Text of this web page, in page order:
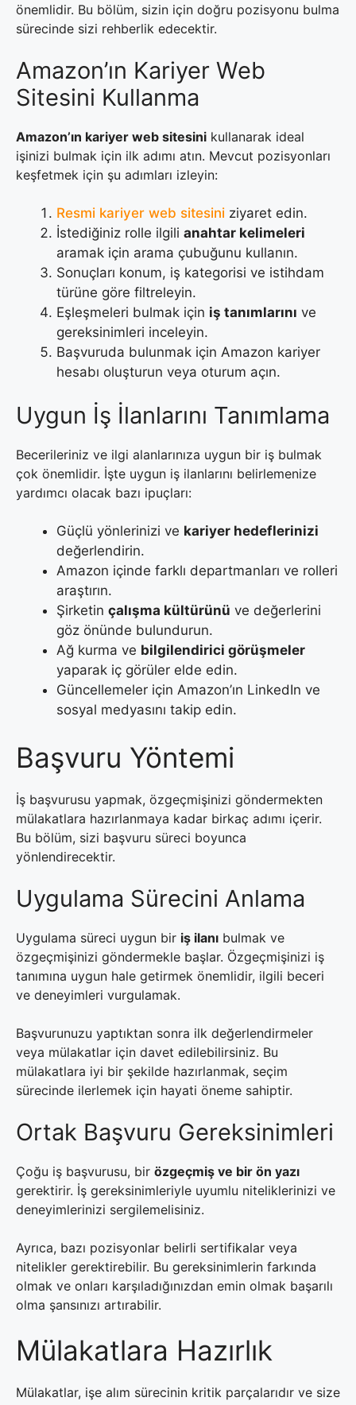
önemlidir. Bu bölüm, sizin için doğru pozisyonu bulma
sürecinde sizi rehberlik edecektir.
Amazon’ın Kariyer Web
Sitesini Kullanma
Amazon’ın kariyer web sitesini kullanarak ideal
işinizi bulmak için ilk adımı atın. Mevcut pozisyonları
keşfetmek için şu adımları izleyin:
Resmi kariyer web sitesini ziyaret edin.
İstediğiniz rolle ilgili anahtar kelimeleri
aramak için arama çubuğunu kullanın.
Sonuçları konum, iş kategorisi ve istihdam
türüne göre filtreleyin.
Eşleşmeleri bulmak için iş tanımlarını ve
gereksinimleri inceleyin.
Başvuruda bulunmak için Amazon kariyer
hesabı oluşturun veya oturum açın.
Uygun İş İlanlarını Tanımlama
Becerileriniz ve ilgi alanlarınıza uygun bir iş bulmak
çok önemlidir. İşte uygun iş ilanlarını belirlemenize
yardımcı olacak bazı ipuçları:
Güçlü yönlerinizi ve kariyer hedeflerinizi
değerlendirin.
Amazon içinde farklı departmanları ve rolleri
araştırın.
Şirketin çalışma kültürünü ve değerlerini
göz önünde bulundurun.
Ağ kurma ve bilgilendirici görüşmeler
yaparak iç görüler elde edin.
Güncellemeler için Amazon’ın LinkedIn ve
sosyal medyasını takip edin.
Başvuru Yöntemi
İş başvurusu yapmak, özgeçmişinizi göndermekten
mülakatlara hazırlanmaya kadar birkaç adımı içerir.
Bu bölüm, sizi başvuru süreci boyunca
yönlendirecektir.
Uygulama Sürecini Anlama
Uygulama süreci uygun bir iş ilanı bulmak ve
özgeçmişinizi göndermekle başlar. Özgeçmişinizi iş
tanımına uygun hale getirmek önemlidir, ilgili beceri
ve deneyimleri vurgulamak.
Başvurunuzu yaptıktan sonra ilk değerlendirmeler
veya mülakatlar için davet edilebilirsiniz. Bu
mülakatlara iyi bir şekilde hazırlanmak, seçim
sürecinde ilerlemek için hayati öneme sahiptir.
Ortak Başvuru Gereksinimleri
Çoğu iş başvurusu, bir özgeçmiş ve bir ön yazı
gerektirir. İş gereksinimleriyle uyumlu niteliklerinizi ve
deneyimlerinizi sergilemelisiniz.
Ayrıca, bazı pozisyonlar belirli sertifikalar veya
nitelikler gerektirebilir. Bu gereksinimlerin farkında
olmak ve onları karşıladığınızdan emin olmak başarılı
olma şansınızı artırabilir.
Mülakatlara Hazırlık
Mülakatlar, işe alım sürecinin kritik parçalarıdır ve size